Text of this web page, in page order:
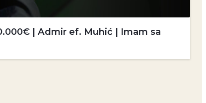
| Admir ef. Muhić | Imam sa